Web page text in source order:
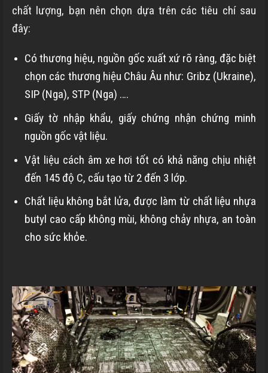
chất lượng, bạn nên chọn dựa trên các tiêu chí sau
đây:
Có thương hiệu, nguồn gốc xuất xứ rõ ràng, đặc biệt
chọn các thương hiệu Châu Âu như: Gribz (Ukraine),
SIP (Nga), STP (Nga) ….
Giấy tờ nhập khẩu, giấy chứng nhận chứng minh
nguồn gốc vật liệu.
Vật liệu cách âm xe hơi tốt có khả năng chịu nhiệt
đến 145 độ C, cấu tạo từ 2 đến 3 lớp.
Chất liệu không bắt lửa, được làm từ chất liệu nhựa
butyl cao cấp không mùi, không chảy nhựa, an toàn
cho sức khỏe.